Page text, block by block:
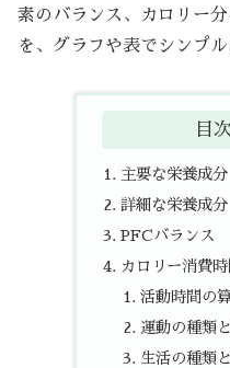
素のバランス、カロリー
を、グラフや表でシンプ
目
主要な栄養成分
詳細な栄養成分
PFCバランス
カロリー消費時
活動時間の
運動の種類
生活の種類